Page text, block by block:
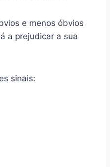
e menos óbvios
a prejudicar a sua
sinais: